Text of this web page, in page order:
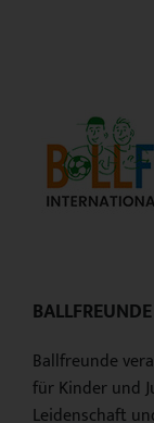
BALLFREUNDE
Ballfreunde
für Kinder und
Leidenschaft